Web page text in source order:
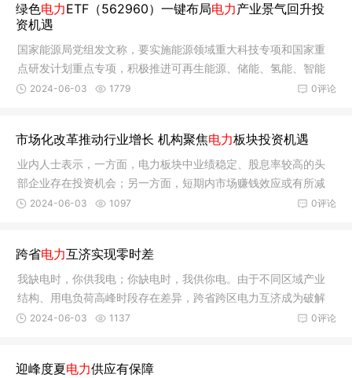
绿色电力ETF（562960）一键布局电力产业景气回升投
资机遇
国家能源局党组发文称，要实施能源领域重大科技专项和国家重
点研发计划重点专项，积极推进可再生能源、储能、氢能、智能
电网等关
0评论
2024-06-03 1779
市场化改革推动行业增长 机构聚焦电力板块投资机遇
业内人士表示，一方面，电力板块中业绩稳定、股息率较高的头
部企业存在投资机会；另一方面，短期内市场赚钱效应或有所减
弱，在投
0评论
2024-06-03 1097
跨省电力互济实现零时差
我缺电时，你供我电；你缺电时，我供你电。由于不同区域产业
结构、用电负荷高峰时段存在差异，跨省跨区电力互济成为破解
电力供需
0评论
2024-06-03 1137
迎峰度夏电力供应有保障